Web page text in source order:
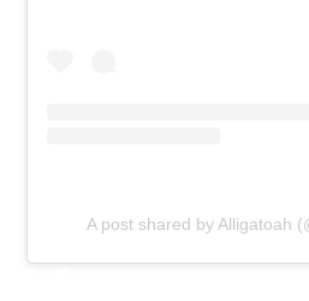
A post shared by Alligatoah